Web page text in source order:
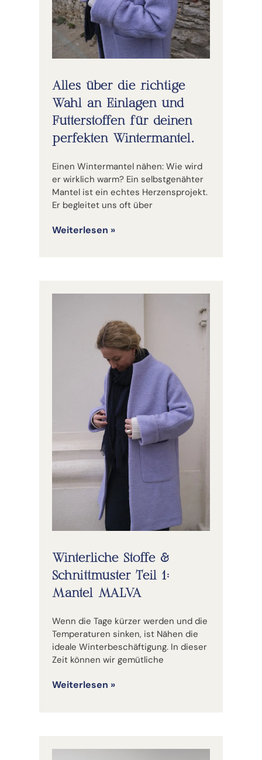
Alles über die richtige
Wahl an Einlagen und
Futterstoffen für deinen
perfekten Wintermantel.
Einen Wintermantel nähen: Wie wird
er wirklich warm? Ein selbstgenähter
Mantel ist ein echtes Herzensprojekt.
Er begleitet uns oft über
Weiterlesen »
Winterliche Stoffe &
Schnittmuster Teil 1:
Mantel MALVA
Wenn die Tage kürzer werden und die
Temperaturen sinken, ist Nähen die
ideale Winterbeschäftigung. In dieser
Zeit können wir gemütliche
Weiterlesen »